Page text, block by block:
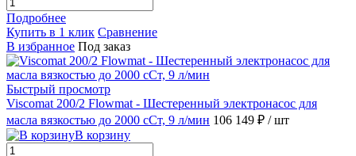
Подробнее
Купить в 1 клик Сравнение
В избранное Под заказ
Быстрый просмотр
Viscomat 200/2 Flowmat - Шестеренный электронасос для
масла вязкостью до 2000 сСт, 9 л/мин 106 149 ₽ / шт
В корзину